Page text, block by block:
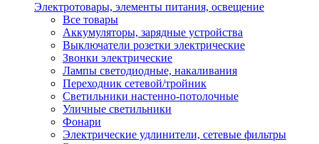
Электротовары, элементы питания, освещение
Все товары
Аккумуляторы, зарядные устройства
Выключатели розетки электрические
Звонки электрические
Лампы светодиодные, накаливания
Переходник сетевой/тройник
Светильники настенно-потолочные
Уличные светильники
Фонари
Электрические удлинители, сетевые фильтры